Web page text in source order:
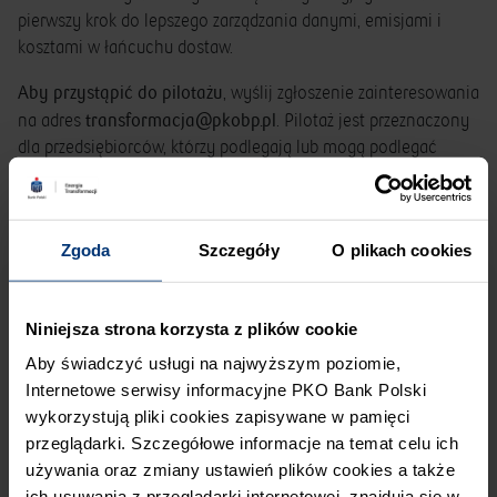
Zgoda Szczegóły O plikach cookies
Niniejsza strona korzysta z plików cookie
Aby świadczyć usługi na najwyższym poziomie,
Internetowe serwisy informacyjne PKO Bank Polski
wykorzystują pliki cookies zapisywane w pamięci
przeglądarki. Szczegółowe informacje na temat celu ich
używania oraz zmiany ustawień plików cookies a także
pierwszy krok do lepszego zarządzania danymi, emisjami i
kosztami w łańcuchu dostaw.
Aby przystąpić do pilotażu, wyślij zgłoszenie zainteresowania
na adres transformacja@pkobp.pl. Pilotaż jest przeznaczony
dla przedsiębiorców, którzy podlegają lub mogą podlegać
obowiązkom raportowania CBAM w związku z importem
towarów objętych tym mechanizmem. Liczba miejsc jest
ograniczona – zapisz się już dziś.